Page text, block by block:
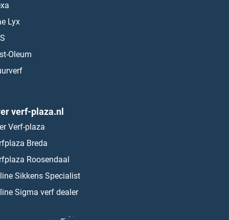
Lyx
Oleum
verf-plaza.nl
Verf-plaza
Breda
Roosendaal
Sikkens Specialist
Sigma verf dealer